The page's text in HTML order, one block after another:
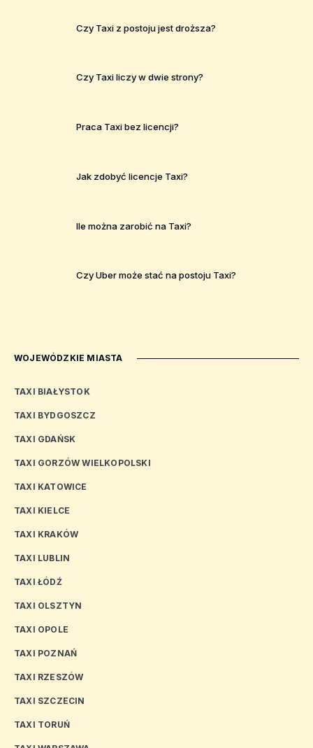
Czy Taxi z postoju jest droższa?
Czy Taxi liczy w dwie strony?
Praca Taxi bez licencji?
Jak zdobyć licencje Taxi?
Ile można zarobić na Taxi?
Czy Uber może stać na postoju Taxi?
WOJEWÓDZKIE MIASTA
TAXI BIAŁYSTOK
TAXI BYDGOSZCZ
TAXI GDAŃSK
TAXI GORZÓW WIELKOPOLSKI
TAXI KATOWICE
TAXI KIELCE
TAXI KRAKÓW
TAXI LUBLIN
TAXI ŁÓDŹ
TAXI OLSZTYN
TAXI OPOLE
TAXI POZNAŃ
TAXI RZESZÓW
TAXI SZCZECIN
TAXI TORUŃ